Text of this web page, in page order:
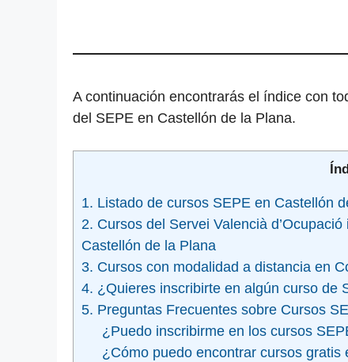
A continuación encontrarás el índice con
del SEPE en Castellón de la Plana.
1. Listado de cursos SEPE en Castellón
2. Cursos del Servei Valencià
Castellón de la Plana
3. Cursos con modalidad a distancia en
4. ¿Quieres inscribirte en algún curso de
5. Preguntas Frecuentes sobre Cursos
¿Puedo inscribirme en los cursos
¿Cómo puedo encontrar cursos gratis